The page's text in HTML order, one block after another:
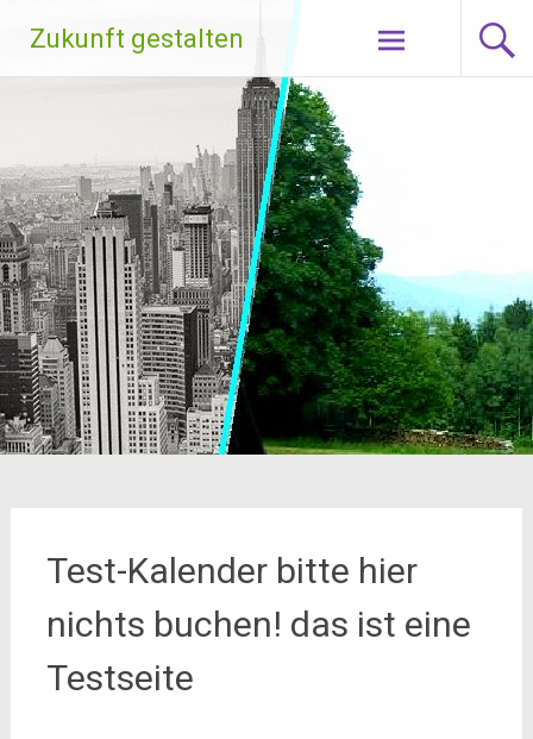
Inhalt
springen
Zukunft gestalten
Test-Kalender bitte hier
nichts buchen! das ist eine
Testseite